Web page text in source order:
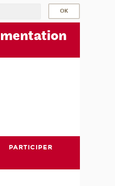
mentation
PARTICIPER